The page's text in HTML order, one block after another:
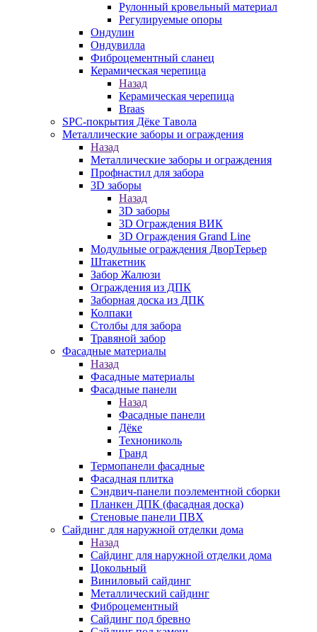
Рулонный кровельный материал
Регулируемые опоры
Ондулин
Ондувилла
Фиброцементный сланец
Керамическая черепица
Назад
Керамическая черепица
Braas
SPC-покрытия Дёке Тавола
Металлические заборы и ограждения
Назад
Металлические заборы и ограждения
Профнастил для забора
3D заборы
Назад
3D заборы
3D Ограждения ВИК
3D Ограждения Grand Line
Модульные ограждения ДворТерьер
Штакетник
Забор Жалюзи
Ограждения из ДПК
Заборная доска из ДПК
Колпаки
Столбы для забора
Травяной забор
Фасадные материалы
Назад
Фасадные материалы
Фасадные панели
Назад
Фасадные панели
Дёке
Технониколь
Гранд
Термопанели фасадные
Фасадная плитка
Сэндвич-панели поэлементной сборки
Планкен ДПК (фасадная доска)
Стеновые панели ПВХ
Сайдинг для наружной отделки дома
Назад
Сайдинг для наружной отделки дома
Цокольный
Виниловый сайдинг
Металлический сайдинг
Фиброцементный
Сайдинг под бревно